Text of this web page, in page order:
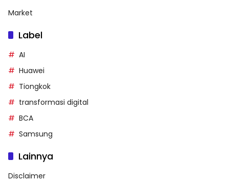
Market
Label
AI
Huawei
Tiongkok
transformasi digital
BCA
Samsung
Lainnya
Disclaimer